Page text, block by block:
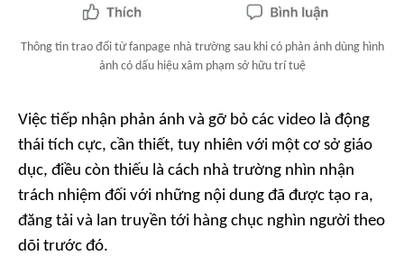
Thông tin trao đổi từ fanpage nhà trường sau khi có phản ánh dùng hình
ảnh có dấu hiệu xâm phạm sở hữu trí tuệ
Việc tiếp nhận phản ánh và gỡ bỏ các video là động
thái tích cực, cần thiết, tuy nhiên với một cơ sở giáo
dục, điều còn thiếu là cách nhà trường nhìn nhận
trách nhiệm đối với những nội dung đã được tạo ra,
đăng tải và lan truyền tới hàng chục nghìn người theo
dõi trước đó.